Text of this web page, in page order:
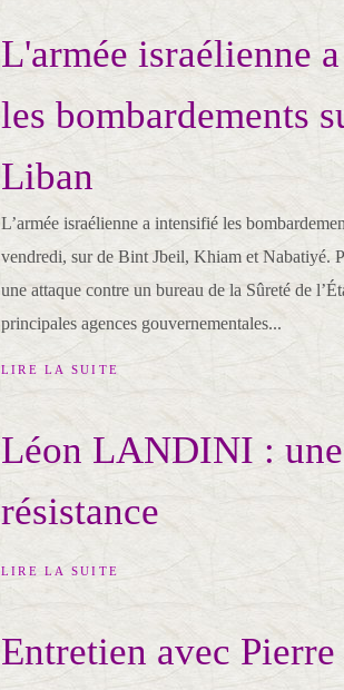
L'armée israélienne
les bombardements
Liban
L’armée israélienne a intensifié les
vendredi, sur de Bint Jbeil, Khiam et Nabatiyé.
une attaque contre un bureau de la Sûreté de
principales agences gouvernementales...
LIRE LA SUITE
Léon LANDINI :
résistance
LIRE LA SUITE
Entretien avec